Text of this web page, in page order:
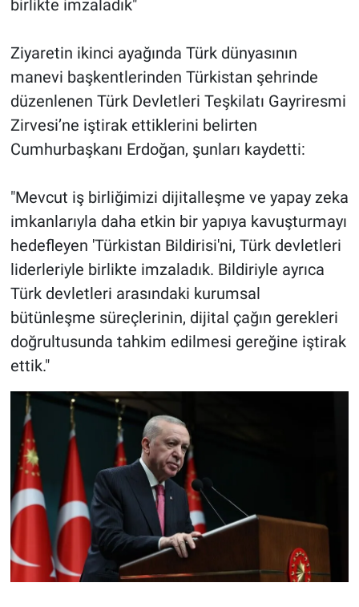
birlikte imzaladık"
Ziyaretin ikinci ayağında Türk dünyasının
manevi başkentlerinden Türkistan şehrinde
düzenlenen Türk Devletleri Teşkilatı Gayriresmi
Zirvesi’ne iştirak ettiklerini belirten
Cumhurbaşkanı Erdoğan, şunları kaydetti:
"Mevcut iş birliğimizi dijitalleşme ve yapay zeka
imkanlarıyla daha etkin bir yapıya kavuşturmayı
hedefleyen 'Türkistan Bildirisi'ni, Türk devletleri
liderleriyle birlikte imzaladık. Bildiriyle ayrıca
Türk devletleri arasındaki kurumsal
bütünleşme süreçlerinin, dijital çağın gerekleri
doğrultusunda tahkim edilmesi gereğine iştirak
ettik."